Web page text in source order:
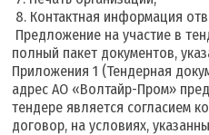
8. Контактная информация
Предложение на участие в
полный пакет документов,
Приложения 1 (Тендерная
адрес АО «Волтайр-Пром»
тендере является согласием
договор, на условиях,